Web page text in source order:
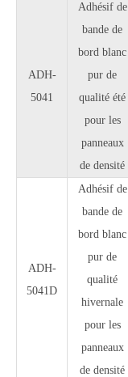
ADH-
5041
Adhésif de
bande de
bord blanc
pur de
qualité été
pour les
panneaux
de densité
ADH-
5041D
Adhésif de
bande de
bord blanc
pur de
qualité
hivernale
pour les
panneaux
de densité